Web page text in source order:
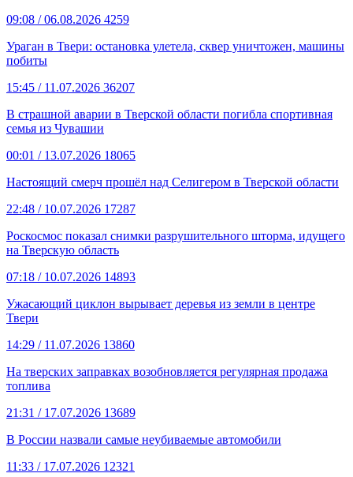
09:08 / 06.08.2026 4259
Ураган в Твери: остановка улетела, сквер уничтожен, машины
побиты
15:45 / 11.07.2026 36207
В страшной аварии в Тверской области погибла спортивная
семья из Чувашии
00:01 / 13.07.2026 18065
Настоящий смерч прошёл над Селигером в Тверской области
22:48 / 10.07.2026 17287
Роскосмос показал снимки разрушительного шторма, идущего
на Тверскую область
07:18 / 10.07.2026 14893
Ужасающий циклон вырывает деревья из земли в центре
Твери
14:29 / 11.07.2026 13860
На тверских заправках возобновляется регулярная продажа
топлива
21:31 / 17.07.2026 13689
В России назвали самые неубиваемые автомобили
11:33 / 17.07.2026 12321